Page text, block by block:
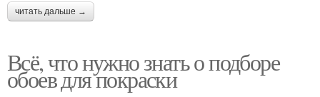
читать дальше →
Всё, что нужно знать о подборе
обоев для покраски